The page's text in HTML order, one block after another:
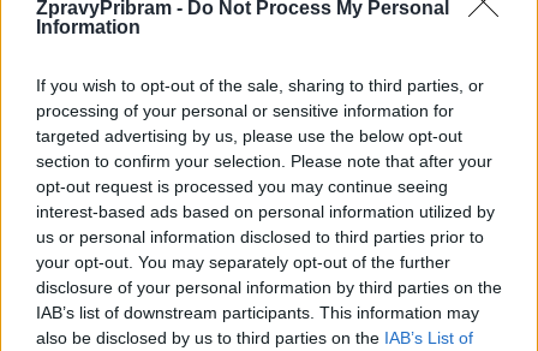
ZpravyPribram - Do Not Process My Personal
Information
If you wish to opt-out of the sale, sharing to third parties, or
processing of your personal or sensitive information for
targeted advertising by us, please use the below opt-out
section to confirm your selection. Please note that after your
opt-out request is processed you may continue seeing
interest-based ads based on personal information utilized by
us or personal information disclosed to third parties prior to
your opt-out. You may separately opt-out of the further
disclosure of your personal information by third parties on the
IAB’s list of downstream participants. This information may
also be disclosed by us to third parties on the IAB’s List of